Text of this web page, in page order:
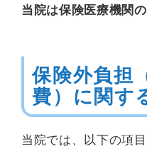
当院は保険医療機関
保険外負担
費）に関す
当院では、以下の項